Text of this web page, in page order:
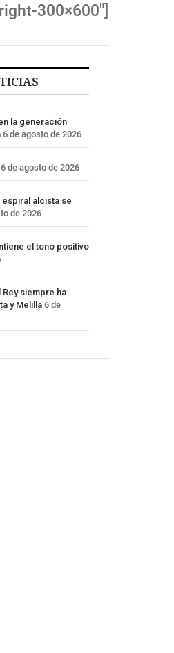
300×600″]
la generación
6 de agosto de 2026
6 de agosto de 2026
espiral alcista se
de 2026
el tono positivo
siempre ha
y Melilla6 de